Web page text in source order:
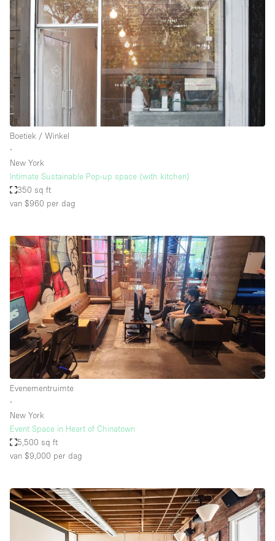
Boetiek / Winkel
∙
New York
Intimate Sustainable Pop-up space (with kitchen)
350 sq ft
van $960 per dag
Evenementruimte
∙
New York
Event Space in Heart of Chinatown
5,500 sq ft
van $9,000 per dag